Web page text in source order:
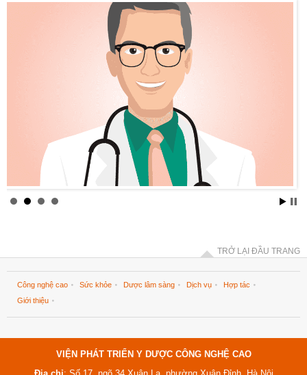
TRỞ LẠI ĐẦU TRANG
Công nghệ cao Sức khỏe Dược lâm sàng Dịch vụ
Hợp tác
Giới thiệu
VIỆN PHÁT TRIỂN Y DƯỢC CÔNG NGHỆ CAO